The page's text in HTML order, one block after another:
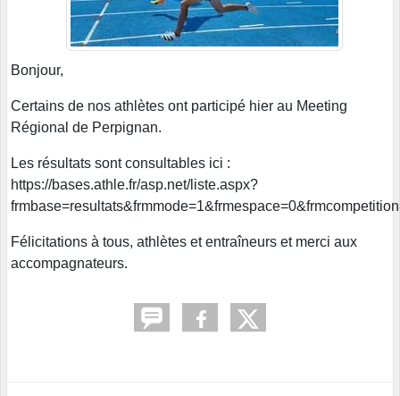
Bonjour,
Certains de nos athlètes ont participé hier au Meeting
Régional de Perpignan.
Les résultats sont consultables ici :
https://bases.athle.fr/asp.net/liste.aspx?
Félicitations à tous, athlètes et entraîneurs et merci aux
accompagnateurs.